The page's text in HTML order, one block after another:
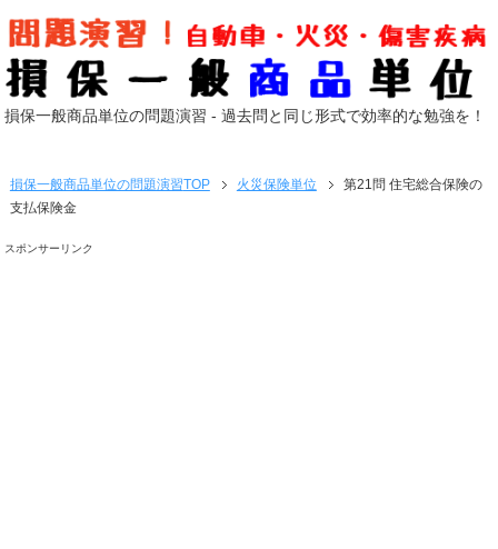
損保一般商品単位の問題演習 - 過去問と同じ形式で効率的な勉強を！
損保一般商品単位の問題演習TOP 火災保険単位
第21問 住宅総合保険の
支払保険金
スポンサーリンク